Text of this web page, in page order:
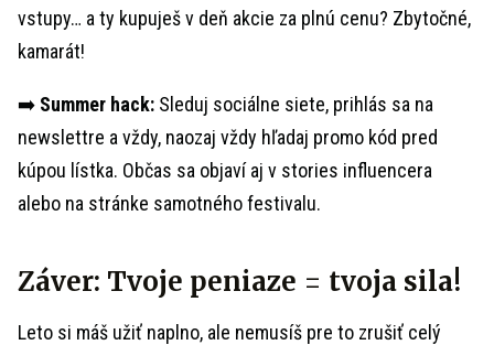
vstupy… a ty kupuješ v deň akcie za plnú cenu? Zbytočné,
kamarát!
➡️ Summer hack: Sleduj sociálne siete, prihlás sa na
newslettre a vždy, naozaj vždy hľadaj promo kód pred
kúpou lístka. Občas sa objaví aj v stories influencera
alebo na stránke samotného festivalu.
Záver: Tvoje peniaze = tvoja sila!
Leto si máš užiť naplno, ale nemusíš pre to zrušiť celý